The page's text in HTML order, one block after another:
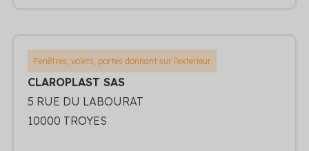
Fenêtres, volets, portes donnant sur l'exterieur
CLAROPLAST SAS
5 RUE DU LABOURAT
10000 TROYES